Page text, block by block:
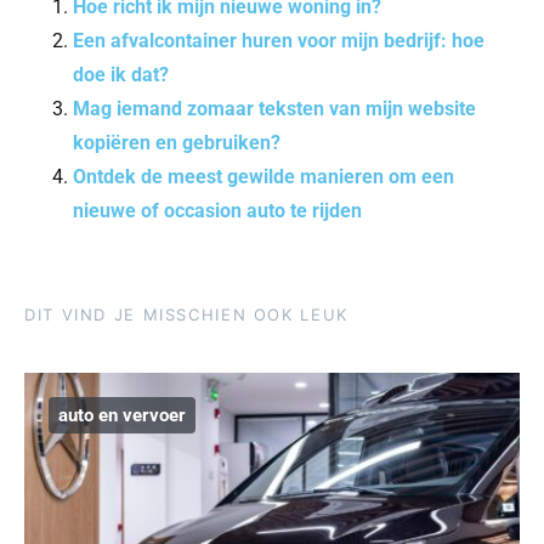
Hoe richt ik mijn nieuwe woning in?
Een afvalcontainer huren voor mijn bedrijf: hoe
doe ik dat?
Mag iemand zomaar teksten van mijn website
kopiëren en gebruiken?
Ontdek de meest gewilde manieren om een
nieuwe of occasion auto te rijden
DIT VIND JE MISSCHIEN OOK LEUK
auto en vervoer